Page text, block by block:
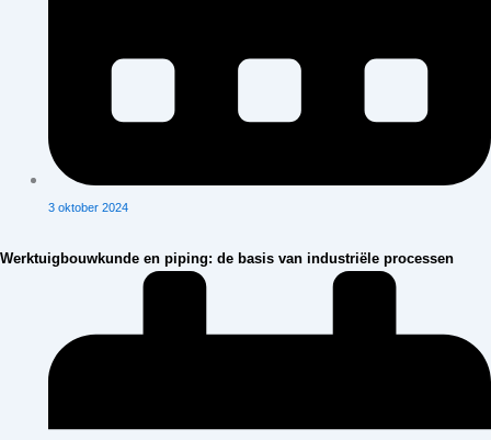
3 oktober 2024
Werktuigbouwkunde en piping: de basis van industriële processen